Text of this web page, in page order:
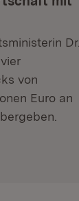
Dr.
von
Euro an